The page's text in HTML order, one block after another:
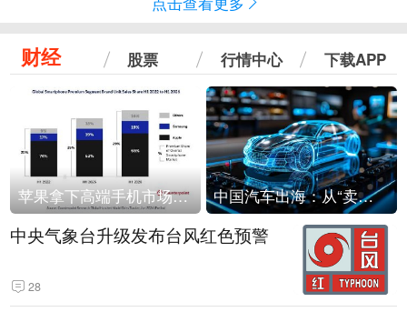
财经 股票 行情中心 下载APP
苹果拿下高端手机市场65%的份额：iPhone 17系列功不可没 中国汽车出海：从“卖出去”到“走进去”
中央气象台升级发布台风红色预警
28